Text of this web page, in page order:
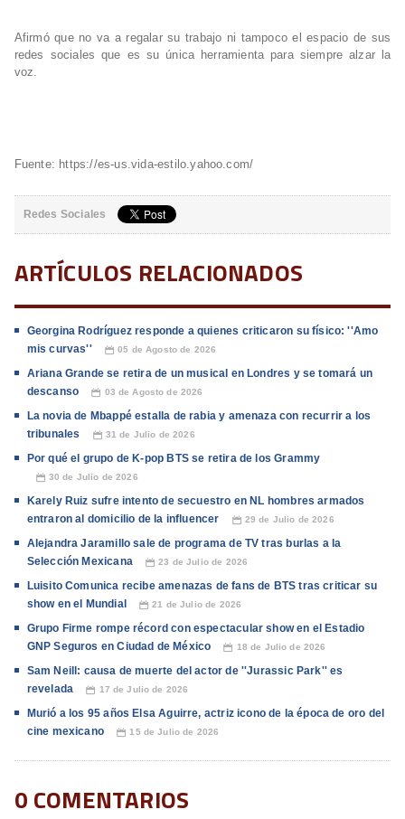
Afirmó que no va a regalar su trabajo ni tampoco el espacio de sus
redes sociales que es su única herramienta para siempre alzar la
voz.
Fuente: https://es-us.vida-estilo.yahoo.com/
Redes Sociales
ARTÍCULOS RELACIONADOS
Georgina Rodríguez responde a quienes criticaron su físico: ''Amo
mis curvas''
📅 05 de Agosto de 2026
Ariana Grande se retira de un musical en Londres y se tomará un
descanso
📅 03 de Agosto de 2026
La novia de Mbappé estalla de rabia y amenaza con recurrir a los
tribunales
📅 31 de Julio de 2026
Por qué el grupo de K-pop BTS se retira de los Grammy
📅 30 de Julio de 2026
Karely Ruiz sufre intento de secuestro en NL hombres armados
entraron al domicilio de la influencer
📅 29 de Julio de 2026
Alejandra Jaramillo sale de programa de TV tras burlas a la
Selección Mexicana
📅 23 de Julio de 2026
Luisito Comunica recibe amenazas de fans de BTS tras criticar su
show en el Mundial
📅 21 de Julio de 2026
Grupo Firme rompe récord con espectacular show en el Estadio
GNP Seguros en Ciudad de México
📅 18 de Julio de 2026
Sam Neill: causa de muerte del actor de ''Jurassic Park'' es
revelada
📅 17 de Julio de 2026
Murió a los 95 años Elsa Aguirre, actriz icono de la época de oro del
cine mexicano
📅 15 de Julio de 2026
0 COMENTARIOS